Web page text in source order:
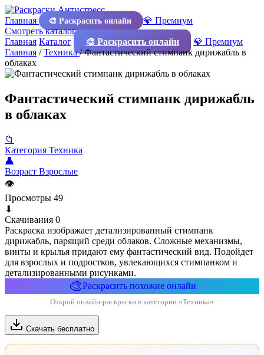
Главная 🎨 Раскрасить онлайн
💎 Премиум
Смотреть каталог
Главная Каталог 🎨 Раскрасить онлайн
💎 Премиум
Главная /Техника/Фантастический стимпанк дирижабль в
облаках
Фантастический стимпанк дирижабль
в облаках
📁
Категория Техника
👤
Возраст Взрослые
👁
Просмотры 49
⬇
Скачивания 0
Раскраска изображает детализированный стимпанк
дирижабль, парящий среди облаков. Сложные механизмы,
винты и крылья придают ему фантастический вид. Подойдет
для взрослых и подростков, увлекающихся стимпанком и
детализированными рисунками.
🎨Раскрасить похожие онлайн
Открой онлайн-раскраски в категории «Техника»
Скачать бесплатно